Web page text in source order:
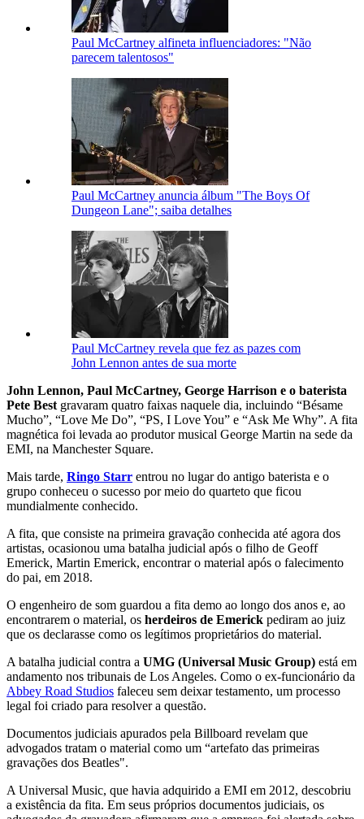
Paul McCartney alfineta influenciadores: "Não
parecem talentosos"
Paul McCartney anuncia álbum "The Boys Of
Dungeon Lane"; saiba detalhes
Paul McCartney revela que fez as pazes com
John Lennon antes de sua morte
John Lennon, Paul McCartney, George Harrison e o baterista
Pete Best gravaram quatro faixas naquele dia, incluindo “Bésame
Mucho”, “Love Me Do”, “PS, I Love You” e “Ask Me Why”. A fita
magnética foi levada ao produtor musical George Martin na sede da
EMI, na Manchester Square.
Mais tarde, Ringo Starr entrou no lugar do antigo baterista e o
grupo conheceu o sucesso por meio do quarteto que ficou
mundialmente conhecido.
A fita, que consiste na primeira gravação conhecida até agora dos
artistas, ocasionou uma batalha judicial após o filho de Geoff
Emerick, Martin Emerick, encontrar o material após o falecimento
do pai, em 2018.
O engenheiro de som guardou a fita demo ao longo dos anos e, ao
encontrarem o material, os herdeiros de Emerick pediram ao juiz
que os declarasse como os legítimos proprietários do material.
A batalha judicial contra a UMG (Universal Music Group) está em
andamento nos tribunais de Los Angeles. Como o ex-funcionário da
Abbey Road Studios faleceu sem deixar testamento, um processo
legal foi criado para resolver a questão.
Documentos judiciais apurados pela Billboard revelam que
advogados tratam o material como um “artefato das primeiras
gravações dos Beatles".
A Universal Music, que havia adquirido a EMI em 2012, descobriu
a existência da fita. Em seus próprios documentos judiciais, os